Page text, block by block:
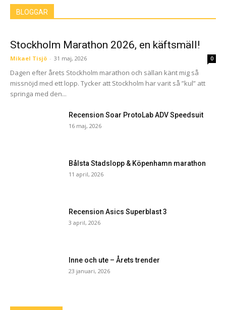
BLOGGAR
Stockholm Marathon 2026, en käftsmäll!
Mikael Tisjö - 31 maj, 2026 0
Dagen efter årets Stockholm marathon och sällan känt mig så
missnöjd med ett lopp. Tycker att Stockholm har varit så ”kul” att
springa med den...
Recension Soar ProtoLab ADV Speedsuit
16 maj, 2026
Bålsta Stadslopp & Köpenhamn marathon
11 april, 2026
Recension Asics Superblast 3
3 april, 2026
Inne och ute – Årets trender
23 januari, 2026